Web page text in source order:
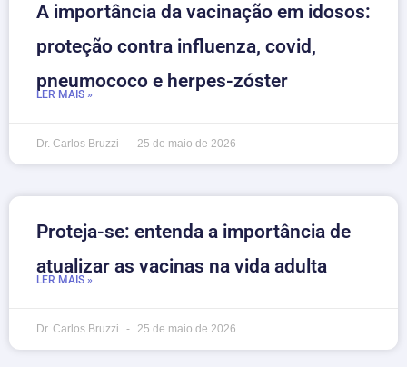
A importância da vacinação em idosos:
proteção contra influenza, covid,
pneumococo e herpes-zóster
LER MAIS »
Dr. Carlos Bruzzi 25 de maio de 2026
Proteja-se: entenda a importância de
atualizar as vacinas na vida adulta
LER MAIS »
Dr. Carlos Bruzzi 25 de maio de 2026